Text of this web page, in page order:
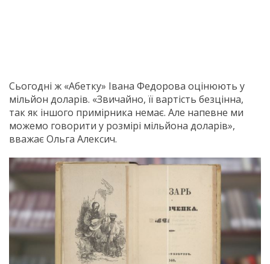
Сьогодні ж «Абетку» Івана Федорова оцінюють у
мільйон доларів. «Звичайно, її вартість безцінна,
так як іншого примірника немає. Але напевне ми
можемо говорити у розмірі мільйона доларів»,
вважає Ольга Алексич.